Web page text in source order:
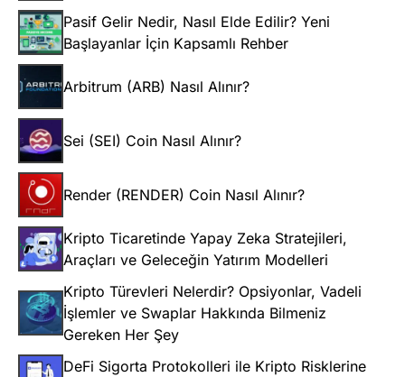
Pasif Gelir Nedir, Nasıl Elde Edilir? Yeni
Başlayanlar İçin Kapsamlı Rehber
Arbitrum (ARB) Nasıl Alınır?
Sei (SEI) Coin Nasıl Alınır?
Render (RENDER) Coin Nasıl Alınır?
Kripto Ticaretinde Yapay Zeka Stratejileri,
Araçları ve Geleceğin Yatırım Modelleri
Kripto Türevleri Nelerdir? Opsiyonlar, Vadeli
İşlemler ve Swaplar Hakkında Bilmeniz
Gereken Her Şey
DeFi Sigorta Protokolleri ile Kripto Risklerine